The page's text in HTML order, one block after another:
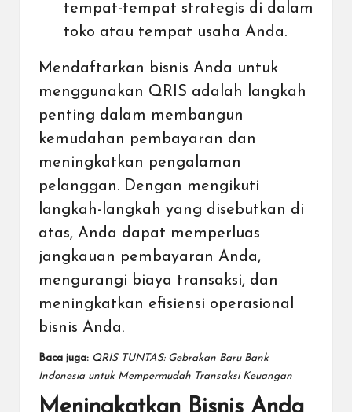
tempat-tempat strategis di dalam
toko atau tempat usaha Anda.
Mendaftarkan bisnis Anda untuk
menggunakan QRIS adalah langkah
penting dalam membangun
kemudahan pembayaran dan
meningkatkan pengalaman
pelanggan. Dengan mengikuti
langkah-langkah yang disebutkan di
atas, Anda dapat memperluas
jangkauan pembayaran Anda,
mengurangi biaya transaksi, dan
meningkatkan efisiensi operasional
bisnis Anda.
Baca juga: QRIS TUNTAS: Gebrakan Baru Bank
Indonesia untuk Mempermudah Transaksi Keuangan